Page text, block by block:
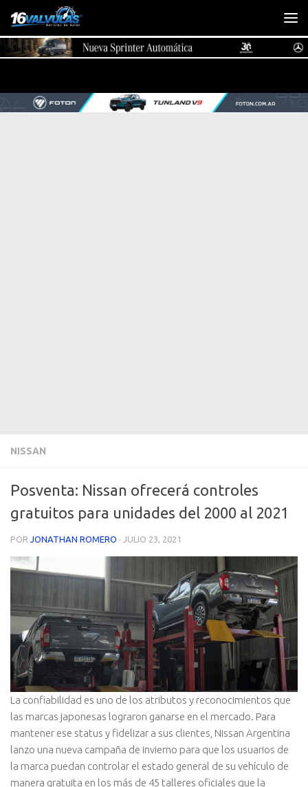
Saltar al contenido
NISSAN
Posventa: Nissan ofrecerá controles
gratuitos para unidades del 2000 al 2021
POR JONATHAN ROMERO · JULIO 23, 2021
La confiabilidad es uno de los atributos y reconocimientos que
las marcas japonesas lograron ganarse en el mercado. Para
mantener ese status y fidelizar a sus clientes, Nissan Argentina
lanzo una nueva campaña de invierno para que los usuarios de
la marca puedan controlar el estado general de su vehículo de
manera gratuita en los más de 45 talleres oficiales que la